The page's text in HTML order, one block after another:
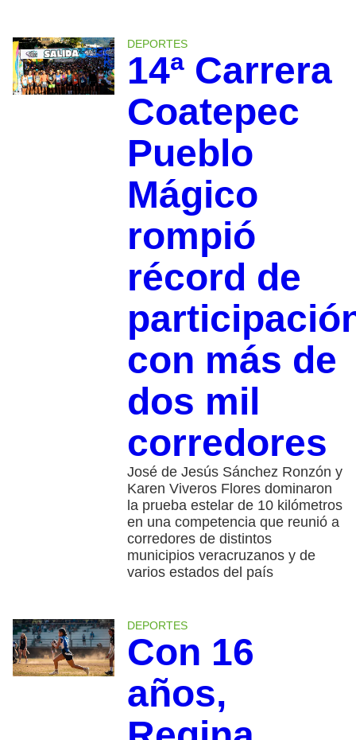
DEPORTES
14ª Carrera
Coatepec
Pueblo
Mágico
rompió
récord de
con más de
dos mil
corredores
José de Jesús Sánchez Ronzón y
Karen Viveros Flores dominaron
la prueba estelar de 10 kilómetros
en una competencia que reunió a
corredores de distintos
municipios veracruzanos y de
varios estados del país
DEPORTES
Con 16
años,